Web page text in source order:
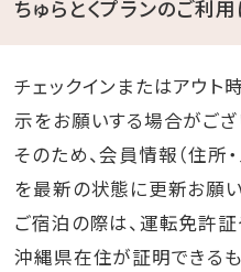
ちゅらとくプランのご利
チェックインまたはアウト
示をお願いする場合がござ
そのため、会員情報（住所
を最新の状態に更新お願い
ご宿泊の際は、運転免許証
沖縄県在住が証明できるも